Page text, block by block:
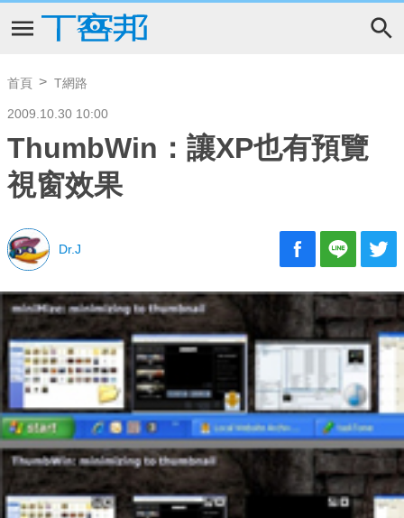
首頁 T網路
2009.10.30 10:00
ThumbWin：讓XP也有預覽
視窗效果
Dr.J